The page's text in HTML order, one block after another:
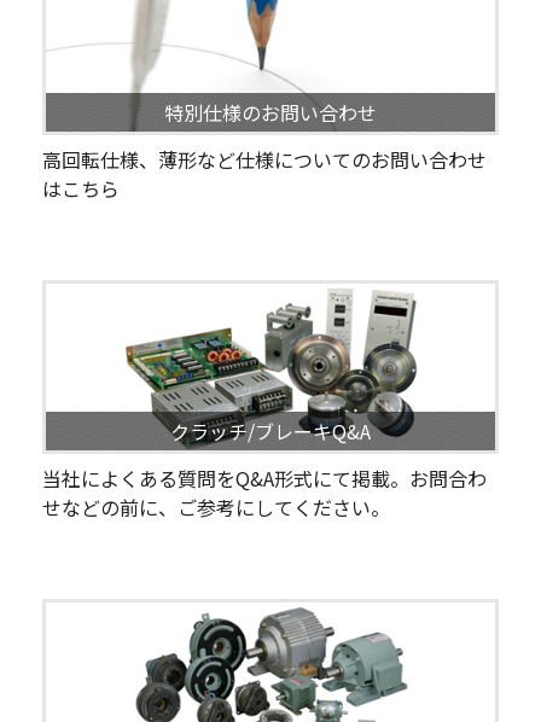
特別仕様のお問い合わせ
高回転仕様、薄形など仕様についてのお問い合わせ
はこちら
クラッチ/ブレーキQ&A
当社によくある質問をQ&A形式にて掲載。お問合わ
せなどの前に、ご参考にしてください。